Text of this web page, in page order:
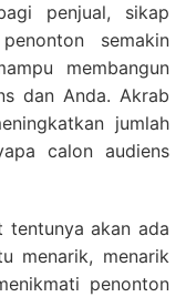
penjual, sikap
semakin
membangun
dan Anda. Akrab
jumlah
calon audiens
tentunya akan ada
menarik, menarik
penonton